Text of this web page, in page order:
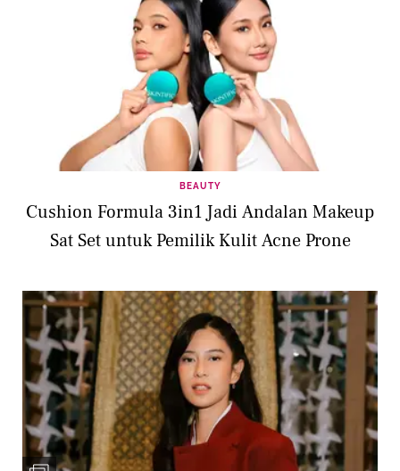
BEAUTY
Cushion Formula 3in1 Jadi Andalan Makeup
Sat Set untuk Pemilik Kulit Acne Prone